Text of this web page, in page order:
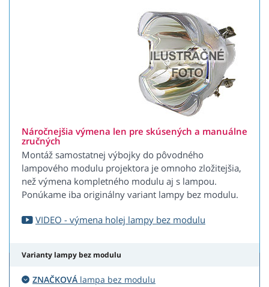
Náročnejšia výmena len pre skúsených a manuálne
zručných
Montáž samostatnej výbojky do pôvodného
lampového modulu projektora je omnoho zložitejšia,
než výmena kompletného modulu aj s lampou.
Ponúkame iba originálny variant lampy bez modulu.
VIDEO - výmena holej lampy bez modulu
Varianty lampy bez modulu
ZNAČKOVÁ lampa bez modulu